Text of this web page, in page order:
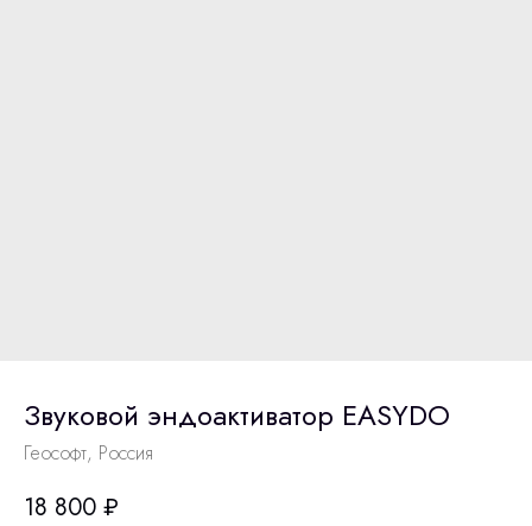
Звуковой эндоактиватор EASYDO
Геософт, Россия
18 800 ₽